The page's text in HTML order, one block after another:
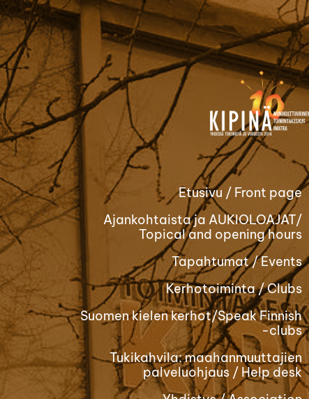
Siirry
sivun
sisältöön
Etusivu / Front page
Ajankohtaista ja AUKIOLOAJAT/
Topical and opening hours
Tapahtumat / Events
Kerhotoiminta / Clubs
Suomen kielen kerhot/Speak Finnish
-clubs
Tukikahvila: maahanmuuttajien
palveluohjaus / Help desk